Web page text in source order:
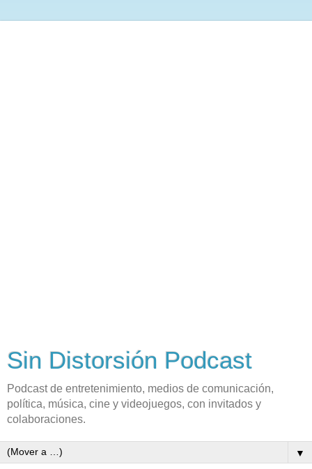
Sin Distorsión Podcast
Podcast de entretenimiento, medios de comunicación,
política, música, cine y videojuegos, con invitados y
colaboraciones.
▼